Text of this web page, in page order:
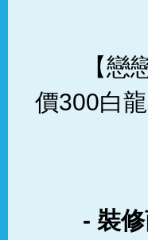
【戀
價300白
- 裝